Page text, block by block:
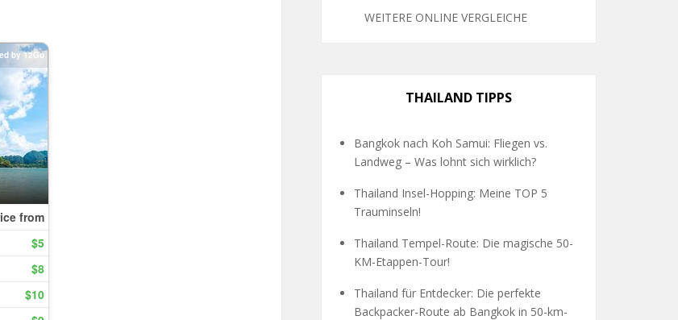
WEITERE ONLINE VERGLEICHE
THAILAND TIPPS
Bangkok nach Koh Samui: Fliegen vs.
Landweg – Was lohnt sich wirklich?
Thailand Insel-Hopping: Meine TOP 5
Trauminseln!
Thailand Tempel-Route: Die magische 50-
KM-Etappen-Tour!
Thailand für Entdecker: Die perfekte
Backpacker-Route ab Bangkok in 50-km-